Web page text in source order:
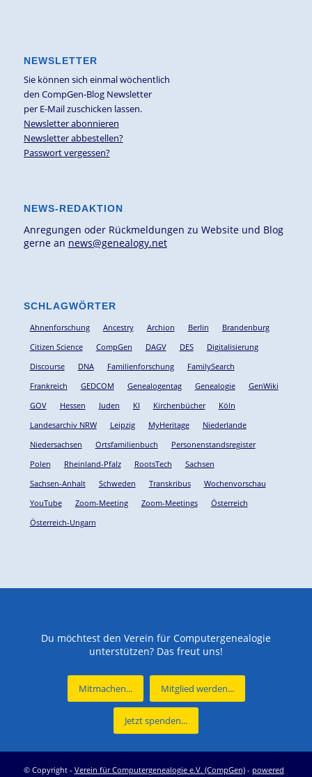
NEWSLETTER
Sie können sich einmal wöchentlich
den CompGen-Blog Newsletter
per E-Mail zuschicken lassen.
Newsletter abonnieren
Newsletter abbestellen?
Passwort vergessen?
NEWS-REDAKTION
Anregungen oder Rückmeldungen zu Website und Blog
gerne an news@genealogy.net
SCHLAGWÖRTER
Ahnenforschung Ancestry Archion Berlin
Brandenburg
Citizen Science
CompGen DAGV DES
Digitalisierung
Discourse
DNA Familienforschung
FamilySearch
Frankreich
GEDCOM Genealogentag Genealogie
GenWiki
GOV
Hessen Juden KI Kirchenbücher
Köln
Landesarchiv NRW
Leipzig MyHeritage
Niederlande
Niedersachsen
Ortsfamilienbuch
Personenstandsregister
Polen
Rheinland-Pfalz RootsTech
Sachsen
Sachsen-Anhalt
Schweden Transkribus
Wochenvorschau
YouTube
Zoom-Meeting Zoom-Meetings
Österreich
Österreich-Ungarn
Du möchtest den Verein für Computergenealogie
unterstützen? Das freut uns!
Mitmachen... Mitglied werden...
Jetzt spenden...
© Copyright - Verein für Computergenealogie e.V. (CompGen)- powered